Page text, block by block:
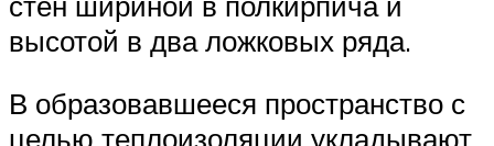
высотой в два ложковых ряда.
В образовавшееся пространство с
целью теплоизоляции укладывают